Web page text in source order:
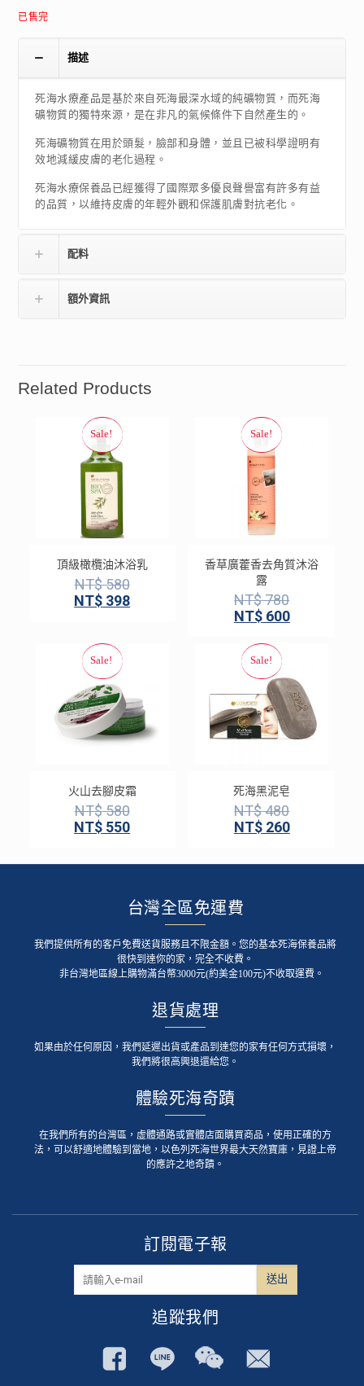
已售完
描述
死海水療產品是基於來自死海最深水域的純礦物質，而死海
礦物質的獨特來源，是在非凡的氣候條件下自然產生的。
死海礦物質在用於頭髮，臉部和身體，並且已被科學證明有
效地減緩皮膚的老化過程。
死海水療保養品已經獲得了國際眾多優良聲譽富有許多有益
的品質，以維持皮膚的年輕外觀和保護肌膚對抗老化。
配料
額外資訊
Related Products
頂級橄欖油沐浴乳
NT$580
NT$ 398
香草廣藿香去角質沐浴
露
NT$780
NT$600
火山去腳皮霜
NT$580
NT$ 550
死海黑泥皂
NT$480
NT$260
台灣全區免運費
我們提供所有的客戶免費送貨服務且不限金額。您的基本死海保養品將
很快到達你的家，完全不收費。
非台灣地區線上購物滿台幣3000元(約美金100元)不收取運費。
退貨處理
如果由於任何原因，我們延遲出貨或產品到達您的家有任何方式損壞，
我們將很高興退還給您。
體驗死海奇蹟
在我們所有的台灣區，虛體通路或實體店面購買商品，使用正確的方
法，可以舒適地體驗到當地，以色列死海世界最大天然寶庫，見證上帝
的應許之地奇蹟。
訂閱電子報
追蹤我們